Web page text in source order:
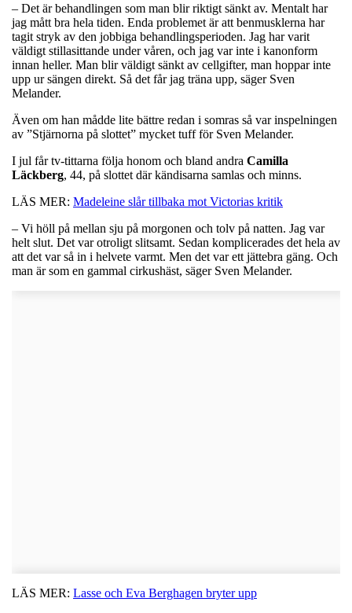
– Det är behandlingen som man blir riktigt sänkt av. Mentalt har
jag mått bra hela tiden. Enda problemet är att benmusklerna har
tagit stryk av den jobbiga behandlingsperioden. Jag har varit
väldigt stillasittande under våren, och jag var inte i kanonform
innan heller. Man blir väldigt sänkt av cellgifter, man hoppar inte
upp ur sängen direkt. Så det får jag träna upp, säger Sven
Melander.
Även om han mådde lite bättre redan i somras så var inspelningen
av ”Stjärnorna på slottet” mycket tuff för Sven Melander.
I jul får tv-tittarna följa honom och bland andra Camilla
Läckberg, 44, på slottet där kändisarna samlas och minns.
LÄS MER: Madeleine slår tillbaka mot Victorias kritik
– Vi höll på mellan sju på morgonen och tolv på natten. Jag var
helt slut. Det var otroligt slitsamt. Sedan komplicerades det hela av
att det var så in i helvete varmt. Men det var ett jättebra gäng. Och
man är som en gammal cirkushäst, säger Sven Melander.
LÄS MER: Lasse och Eva Berghagen bryter upp